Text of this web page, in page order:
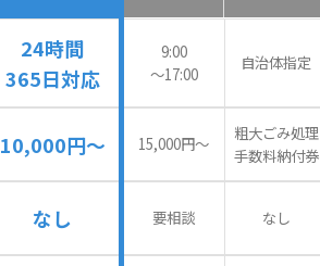
24時間
365日対応
9:00
〜17:00
自治体指定
10,000円～ 15,000円〜
粗大ごみ処理
手数料納付券
なし 要相談 なし